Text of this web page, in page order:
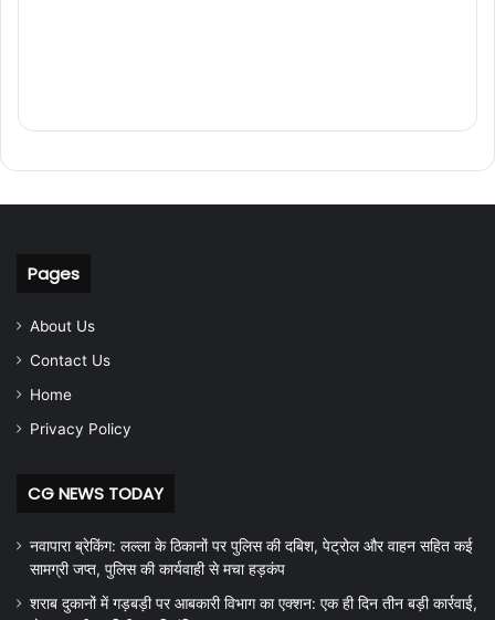
Pages
About Us
Contact Us
Home
Privacy Policy
CG NEWS TODAY
नवापारा ब्रेकिंग: लल्ला के ठिकानों पर पुलिस की दबिश, पेट्रोल और वाहन सहित कई
सामग्री जप्त, पुलिस की कार्यवाही से मचा हड़कंप
शराब दुकानों में गड़बड़ी पर आबकारी विभाग का एक्शन: एक ही दिन तीन बड़ी कार्रवाई,